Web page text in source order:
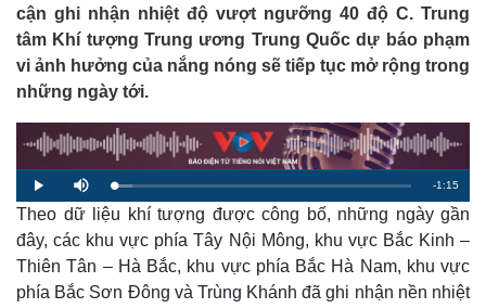
cận ghi nhận nhiệt độ vượt ngưỡng 40 độ C. Trung
tâm Khí tượng Trung ương Trung Quốc dự báo phạm
vi ảnh hưởng của nắng nóng sẽ tiếp tục mở rộng trong
những ngày tới.
P
l
a
y
M
u
t
e
L
o
a
d
d
6
1
8
R
-1:15
Theo dữ liệu khí tượng được công bố, những ngày gần
đây, các khu vực phía Tây Nội Mông, khu vực Bắc Kinh –
Thiên Tân – Hà Bắc, khu vực phía Bắc Hà Nam, khu vực
phía Bắc Sơn Đông và Trùng Khánh đã ghi nhận nền nhiệt